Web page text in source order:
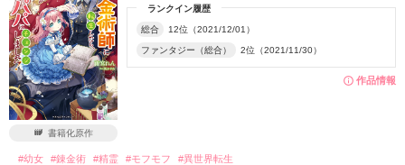
作品情報
ランクイン履歴
総合 12位（2021/12/01）
ファンタジー（総合） 2位（2021/11/30）
書籍化原作
#幼女 #錬金術 #精霊 #モフモフ #異世界転生